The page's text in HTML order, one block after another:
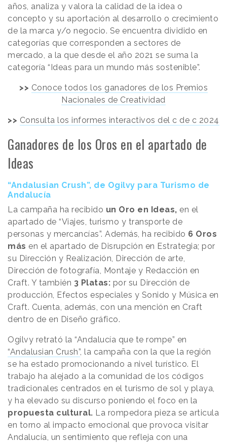
años, analiza y valora la calidad de la idea o
concepto y su aportación al desarrollo o crecimiento
de la marca y/o negocio. Se encuentra dividido en
categorías que corresponden a sectores de
mercado, a la que desde el año 2021 se suma la
categoría “Ideas para un mundo más sostenible”.
>> Conoce todos los ganadores de los Premios
Nacionales de Creatividad
>> Consulta los informes interactivos del c de c 2024
Ganadores de los Oros en el apartado de
Ideas
“Andalusian Crush”, de Ogilvy para Turismo de
Andalucía
La campaña ha recibido un Oro en Ideas, en el
apartado de “Viajes, turismo y transporte de
personas y mercancías”. Además, ha recibido 6 Oros
más en el apartado de Disrupción en Estrategia; por
su Dirección y Realización, Dirección de arte,
Dirección de fotografía, Montaje y Redacción en
Craft. Y también 3 Platas: por su Dirección de
producción, Efectos especiales y Sonido y Música en
Craft. Cuenta, además, con una mención en Craft
dentro de en Diseño gráfico.
Ogilvy retrató la “Andalucía que te rompe” en
“Andalusian Crush”, la campaña con la que la región
se ha estado promocionando a nivel turístico. El
trabajo ha alejado a la comunidad de los códigos
tradicionales centrados en el turismo de sol y playa,
y ha elevado su discurso poniendo el foco en la
propuesta cultural. La rompedora pieza se articula
en torno al impacto emocional que provoca visitar
Andalucía, un sentimiento que refleja con una